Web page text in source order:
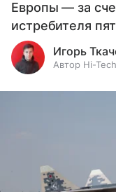
Европы — за
истребителя
Игорь
Автор Hi-